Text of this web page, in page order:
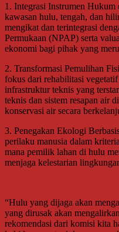
1. Integrasi Instrumen
kawasan hulu, tengah, dan
mengikat dan terintegrasi
Permukaan (NPAP) serta
ekonomi bagi pihak yang
2. Transformasi Pemulihan
fokus dari rehabilitasi
infrastruktur teknis yang
teknis dan sistem resapan air
konservasi air secara
3. Penegakan Ekologi
perilaku manusia dalam
mana pemilik lahan di hulu
menjaga kelestarian
“Hulu yang dijaga akan
yang dirusak akan
rekomendasi dari komisi kita